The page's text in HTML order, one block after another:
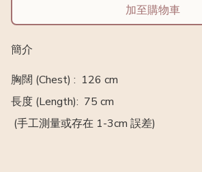
加至購物車
簡介
胸闊 (Chest) :  126 cm
長度 (Length):  75 cm
(手工測量或存在 1-3cm 誤差)